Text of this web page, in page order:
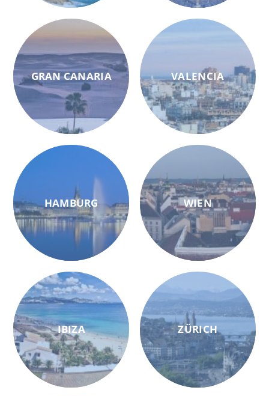
GRAN CANARIA
HAMBURG
IBIZA
VALENCIA
WIEN
ZÜRICH